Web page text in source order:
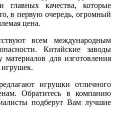
качества, которые
в первую очередь, огромный
цена.
всем международным
Китайские заводы
для изготовления
игрушек.
игрушки отличного
Обратитесь в компанию
подберут Вам лучшие